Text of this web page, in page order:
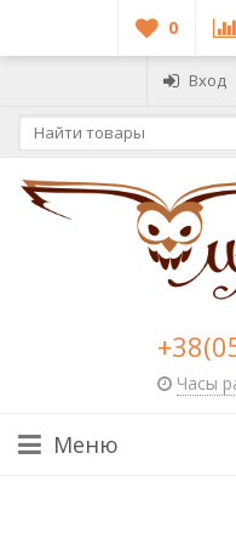
0
Вход
Часы
Меню